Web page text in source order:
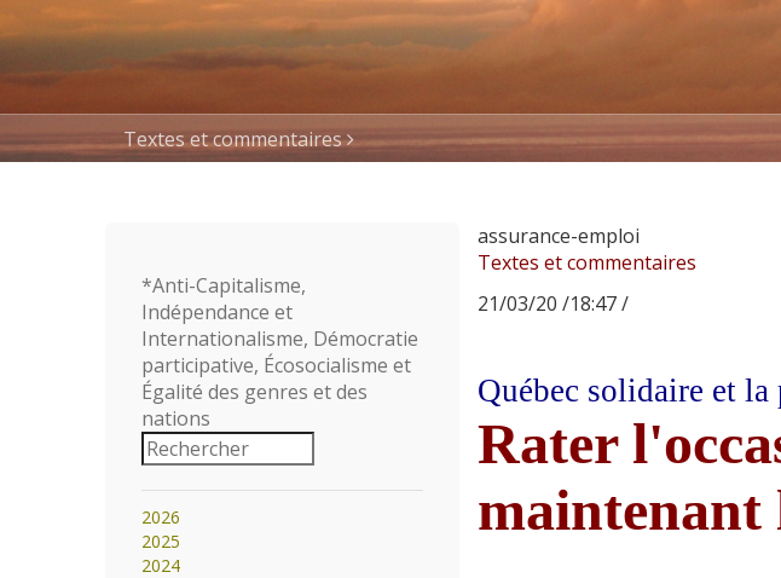
Textes et commentaires
assurance-emploi
Textes et commentaires
21/03/20 /18:47 /
Québec solidaire et
Rater
*Anti-Capitalisme,
Indépendance et
Internationalisme, Démocratie
participative, Écosocialisme et
Égalité des genres et des
nations
2026
2025
2024